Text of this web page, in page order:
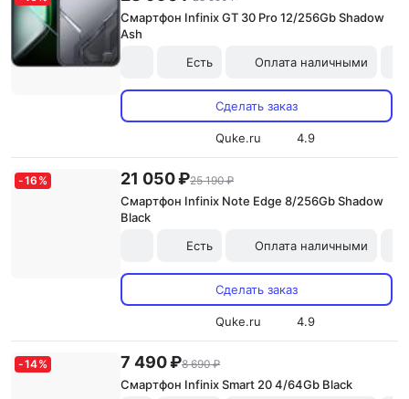
Смартфон Infinix GT 30 Pro 12/256Gb Shadow
Ash
Есть
Оплата наличными
Сделать заказ
Quke.ru 4.9
-16 % 21 050 ₽25 190 ₽
Смартфон Infinix Note Edge 8/256Gb Shadow
Black
Есть
Оплата наличными
Сделать заказ
Quke.ru 4.9
-14% 7 490 ₽8 690 ₽
Смартфон Infinix Smart 20 4/64Gb Black